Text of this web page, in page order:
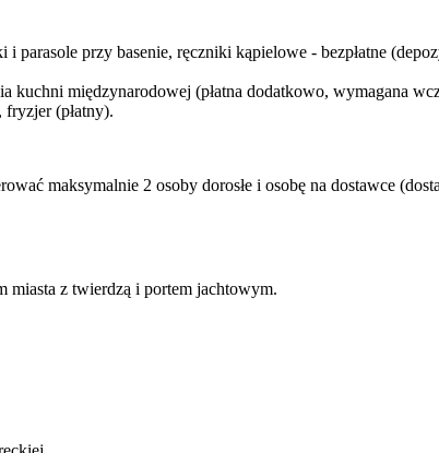
parasole przy basenie, ręczniki kąpielowe - bezpłatne
kuchni międzynarodowej (płatna dodatkowo, wymagana
fryzjer (płatny).
maksymalnie 2 osoby dorosłe i osobę na dostawce
miasta z twierdzą i portem jachtowym.